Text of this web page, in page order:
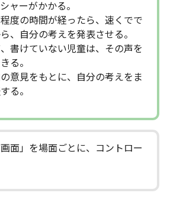
ャーがかかる。
の時間が経ったら、速くでで
、自分の考えを発表させる。
けていない児童は、その声を
る。
見をもとに、自分の考えをま
る。
面」を場面ごとに、コントロー